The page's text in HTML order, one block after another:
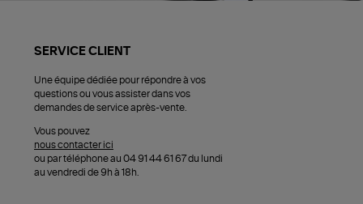
SERVICE CLIENT
Une équipe dédiée pour répondre à vos
questions ou vous assister dans vos
demandes de service après-vente.
Vous pouvez
nous contacter ici
ou par téléphone au 04 91 44 61 67 du lundi
au vendredi de 9h à 18h.